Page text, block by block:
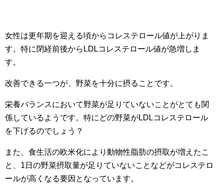
女性は更年期を迎える頃からコレステロール値が上がりま
す。特に閉経前後からLDLコレステロール値が急増しま
す。
改善できる一つが、野菜を十分に摂ることです。
栄養バランスにおいて野菜が足りていないことがとても関
係しているようです。特にどの野菜がLDLコレステロール
を下げるのでしょう？
また、食生活の欧米化により動物性脂肪の摂取が増えたこ
と、1日の野菜摂取量が足りていないことなどがコレステロ
ールが高くなる要因となっています。